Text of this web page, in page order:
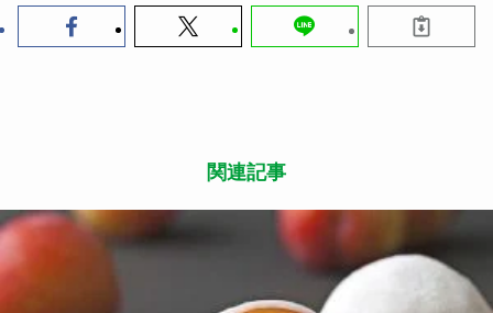
関連記事